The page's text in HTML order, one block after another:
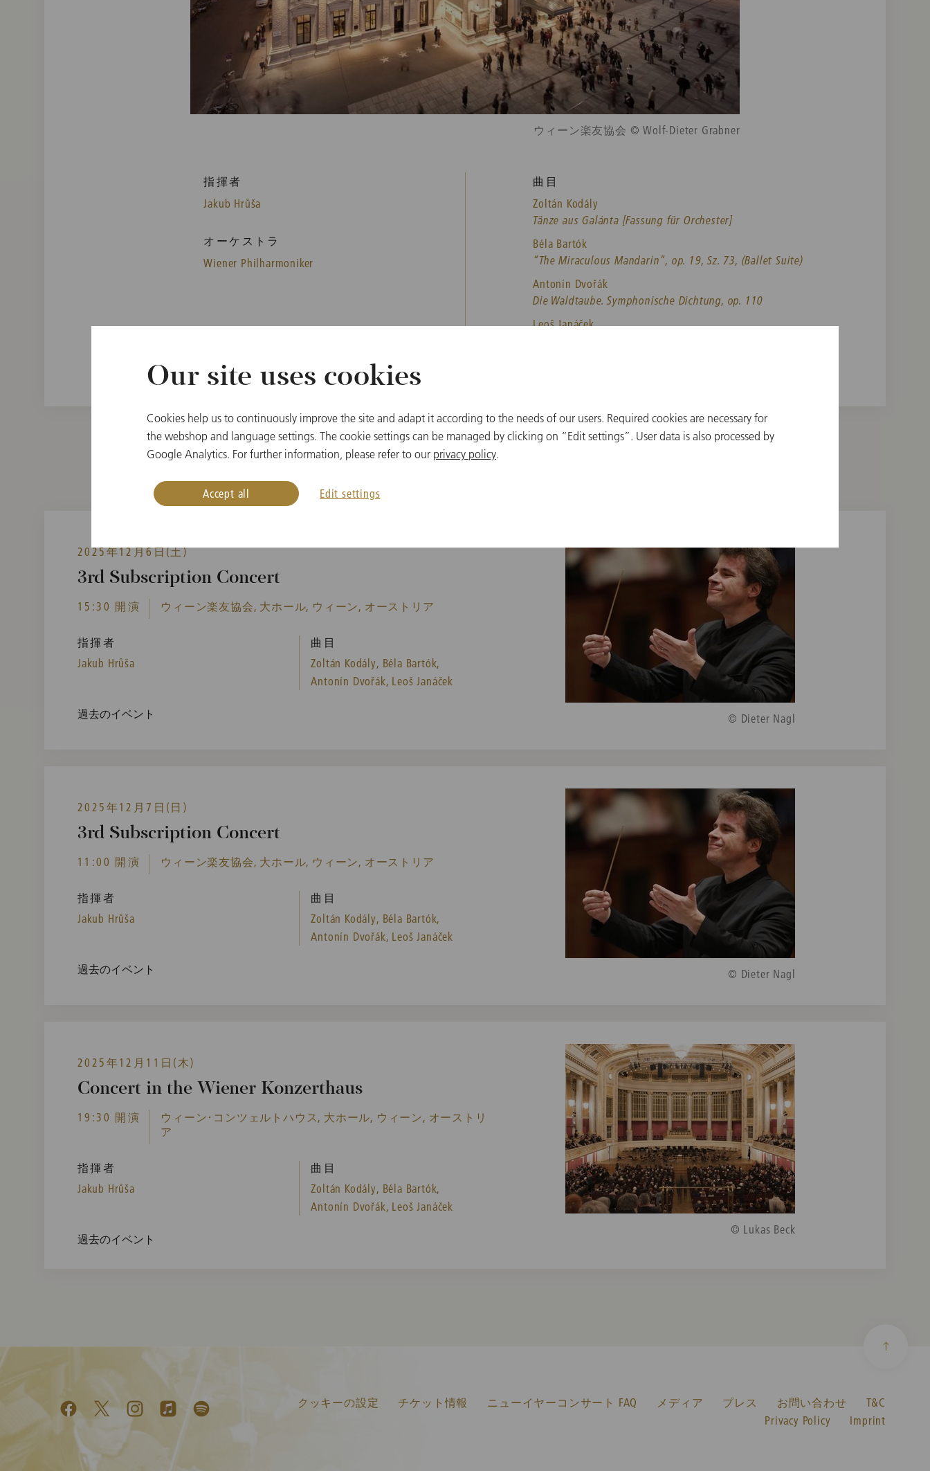
ウィーン楽友協会 © Wolf-Dieter Grabner
指揮者
Jakub Hrůša
オーケストラ
Wiener Philharmoniker
曲目
Zoltán Kodály
Tänze aus Galánta [Fassung für Orchester]
Béla Bartók
“The Miraculous Mandarin”, op. 19, Sz. 73, (Ballet Suite)
Antonín Dvořák
Die Waldtaube. Symphonische Dichtung, op. 110
Leoš Janáček
2025年12月6日(土)
3rd Subscription Concert
15:30 開演 ウィーン楽友協会, 大ホール, ウィーン, オーストリア
指揮者
Jakub Hrůša
曲目
Zoltán Kodály, Béla Bartók,
Antonín Dvořák, Leoš Janáček
過去のイベント © Dieter Nagl
2025年12月7日(日)
3rd Subscription Concert
11:00 開演 ウィーン楽友協会, 大ホール, ウィーン, オーストリア
指揮者
Jakub Hrůša
曲目
Zoltán Kodály, Béla Bartók,
Antonín Dvořák, Leoš Janáček
過去のイベント © Dieter Nagl
2025年12月11日(木)
Concert in the Wiener Konzerthaus
19:30 開演
ウィーン･コンツェルトハウス, 大ホール, ウィーン, オーストリ
ア
指揮者
Jakub Hrůša
曲目
Zoltán Kodály, Béla Bartók,
Antonín Dvořák, Leoš Janáček
過去のイベント
© Lukas Beck
クッキーの設定 チケット情報 ニューイヤーコンサート FAQ メディア プレス お問い合わせ
T&C
Privacy Policy
Imprint
Our site uses cookies
Cookies help us to continuously improve the site and adapt it according to the needs of our users. Required cookies are necessary for
the webshop and language settings. The cookie settings can be managed by clicking on “Edit settings”. User data is also processed by
Google Analytics. For further information, please refer to our privacy policy.
Edit settings
Accept all